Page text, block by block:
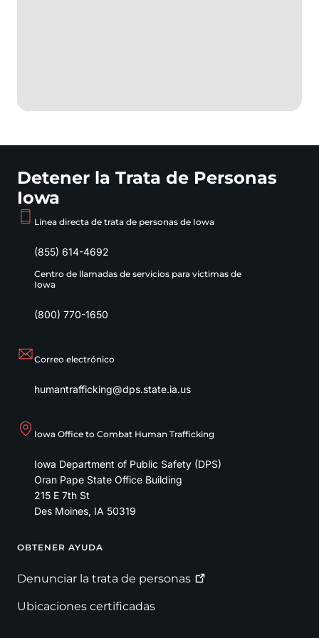
Detener la Trata de Personas
Iowa
Línea directa de trata de personas de Iowa
(855) 614-4692
Centro de llamadas de servicios para víctimas de
Iowa
(800) 770-1650
Correo electrónico
humantrafficking@dps.state.ia.us
Iowa Office to Combat Human Trafficking
Iowa Department of Public Safety (DPS)
Oran Pape State Office Building
215 E 7th St
Des Moines, IA 50319
Footer
OBTENER AYUDA
Denunciar la trata de personas
Ubicaciones certificadas